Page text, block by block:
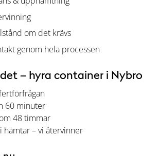
om det krävs
genom hela processen
– hyra container i Nybro
60 minuter
48 timmar
hämtar – vi återvinner